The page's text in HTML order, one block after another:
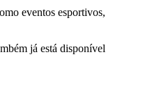
eventos esportivos,
já está disponível